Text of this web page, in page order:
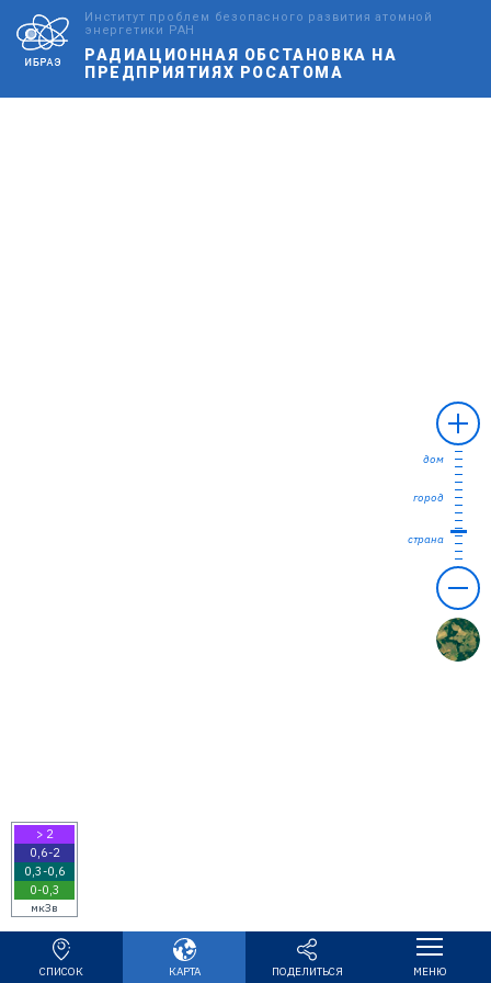
Институт проблем безопасного развития атомной
энергетики РАН
РАДИАЦИОННАЯ ОБСТАНОВКА НА
ПРЕДПРИЯТИЯХ РОСАТОМА
> 2
0,6-2
0,3-0,6
0-0,3
мкЗв
дом
город
страна
СПИСОК КАРТА ПОДЕЛИТЬСЯ МЕНЮ